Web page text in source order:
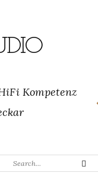
Kompetenz
Search
Search